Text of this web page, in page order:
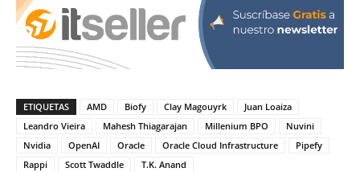
ETIQUETAS AMD Biofy Clay Magouyrk
Juan Loaiza
Leandro Vieira
Mahesh Thiagarajan Millenium BPO
Nuvini
Nvidia
OpenAI Oracle Oracle Cloud Infrastructure
Pipefy
Rappi
Scott Twaddle T.K. Anand